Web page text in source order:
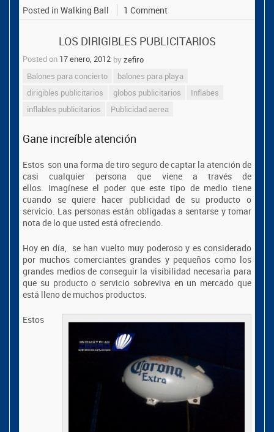
Posted in Walking Ball 1 Comment
LOS DlRlGlBLES PUBLlClTARlOS
Posted on 17 enero, 2012 by zefiro
Balones para concierto
balones para playa
dirigibles publicitarios
globos publicitarios
Inflabes
inflables publicitarios
Publicidad aerea
Gane increíble atención
Estos son una forma de tiro seguro de captar la atención de
casi cualquier persona que viene a través de
ellos. Imagínese el poder que este tipo de medio tiene
cuando se quiere hacer publicidad de su producto o
servicio. Las personas están obligadas a sentarse y tomar
nota de lo que usted está ofreciendo.
Hoy en día, se han vuelto muy poderoso y es considerado
por muchos comerciantes grandes y pequeños como los
grandes medios de conseguir la visibilidad necesaria para
que su producto o servicio sobreviva en un mercado que
está lleno de muchos productos.
Estos